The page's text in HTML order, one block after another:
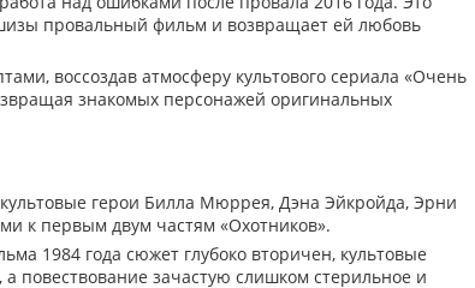
провальный фильм и возвращает ей любовь
воссоздав атмосферу культового сериала «Очень
знакомых персонажей оригинальных
герои Билла Мюррея, Дэна Эйкройда, Эрни
к первым двум частям «Охотников».
1984 года сюжет глубоко вторичен, культовые
повествование зачастую слишком стерильное и